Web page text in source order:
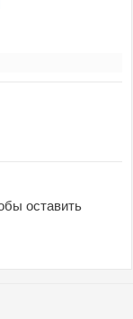
оставить